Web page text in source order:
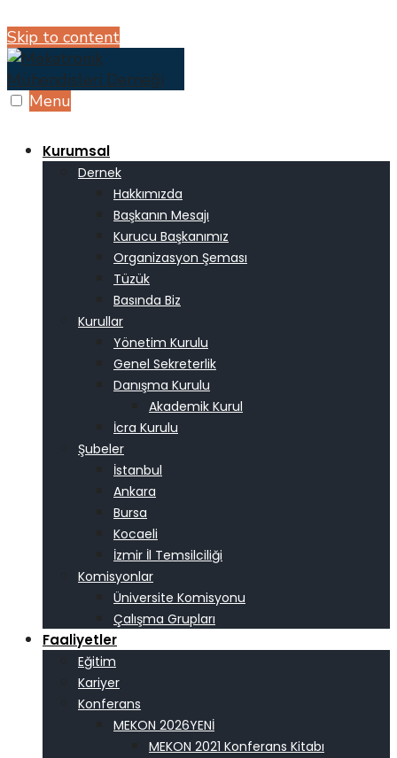
Skip to content
Menu
Kurumsal
Dernek
Hakkımızda
Başkanın Mesajı
Kurucu Başkanımız
Organizasyon Şeması
Tüzük
Basında Biz
Kurullar
Yönetim Kurulu
Genel Sekreterlik
Danışma Kurulu
Akademik Kurul
İcra Kurulu
Şubeler
İstanbul
Ankara
Bursa
Kocaeli
İzmir İl Temsilciliği
Komisyonlar
Üniversite Komisyonu
Çalışma Grupları
Faaliyetler
Eğitim
Kariyer
Konferans
MEKON 2026
MEKON 2021 Konferans Kitabı